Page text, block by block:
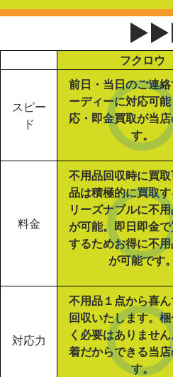
フクロウ
スピー
ド
前日・当日のご連
ーディーに対応可
応・即金買取が当
す。
料金
不用品回収時に買
品は積極的に買取す
リーズナブルに不
が可能。即日即金で
するためお得に不
が可能です。
対応力
不用品１点から喜ん
回収いたします。
く必要はありませ
着だからできる当
す。